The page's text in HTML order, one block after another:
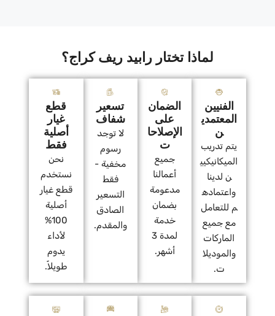
لماذا تختار رابيد ريف كراج؟
الفنيين
المعتمدي
ن
يتم تدريب
الميكانيكيي
ن لدينا
واعتماده
م للتعامل
مع جميع
الماركات
والموديلا
ت.
الضمان
على
الإصلاحا
ت
جميع
أعمالنا
مدعومة
بضمان
خدمة
لمدة 3
أشهر.
تسعير
شفاف
لا توجد
رسوم
مخفية -
فقط
التسعير
الصادق
والمقدم.
قطع
غيار
أصلية
فقط
نحن
نستخدم
قطع غيار
أصلية
100%
لأداء
يدوم
طويلاً.